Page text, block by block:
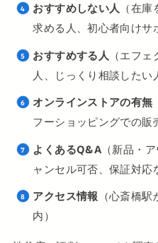
おすすめしない人（在庫
求める人、初心者向けサ
おすすめする人 （エフ
人、じっくり相談したい
オンラインストアの有無
フーショッピングでの販
よくあるQ&A （新品・
ャンセル可否、保証対応
アクセス情報 （心斎橋
内）